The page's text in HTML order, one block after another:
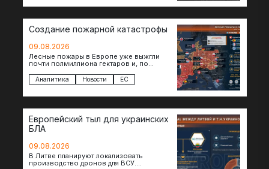
Создание пожарной катастрофы
09.08.2026
Лесные пожары в Европе уже выжгли
почти полмиллиона гектаров и, по
экономике в €15,6–19,1 млрд. К…
Аналитика Новости ЕС
Европейский тыл для украинских
БЛА
09.08.2026
В Литве планируют локализовать
производство дронов для ВСУ.